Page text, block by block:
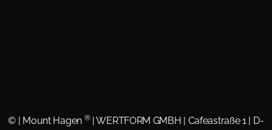
© | Mount Hagen ®| WERTFORM GMBH | Cafeastraße 1 | D-